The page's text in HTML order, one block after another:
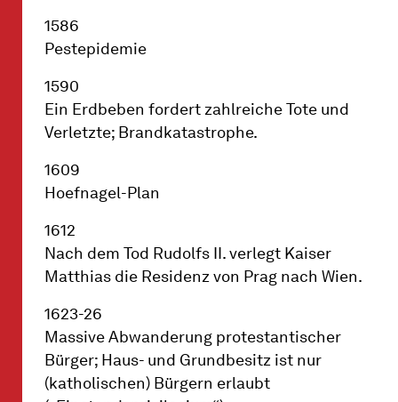
1586
Pestepidemie
1590
Ein Erdbeben fordert zahlreiche Tote und
Verletzte; Brandkatastrophe.
1609
Hoefnagel-Plan
1612
Nach dem Tod Rudolfs II. verlegt Kaiser
Matthias die Residenz von Prag nach Wien.
1623-26
Massive Abwanderung protestantischer
Bürger; Haus- und Grundbesitz ist nur
(katholischen) Bürgern erlaubt